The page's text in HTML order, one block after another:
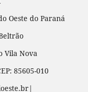
Oeste do Paraná
Vila Nova
85605-010